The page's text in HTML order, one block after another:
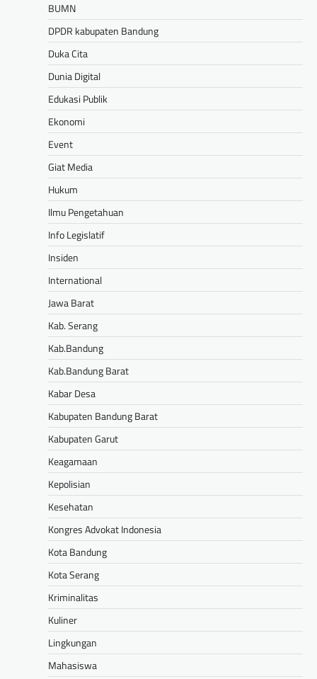
BUMN
DPDR kabupaten Bandung
Duka Cita
Dunia Digital
Edukasi Publik
Ekonomi
Event
Giat Media
Hukum
Ilmu Pengetahuan
Info Legislatif
Insiden
International
Jawa Barat
Kab. Serang
Kab.Bandung
Kab.Bandung Barat
Kabar Desa
Kabupaten Bandung Barat
Kabupaten Garut
Keagamaan
Kepolisian
Kesehatan
Kongres Advokat Indonesia
Kota Bandung
Kota Serang
Kriminalitas
Kuliner
Lingkungan
Mahasiswa